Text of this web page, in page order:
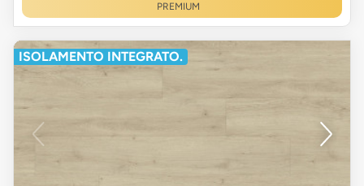
PREMIUM
ISOLAMENTO INTEGRATO.